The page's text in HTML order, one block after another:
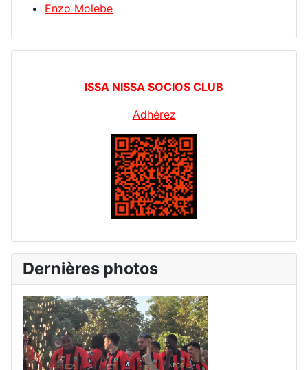
Enzo Molebe
ISSA NISSA SOCIOS CLUB
Adhérez
Dernières photos